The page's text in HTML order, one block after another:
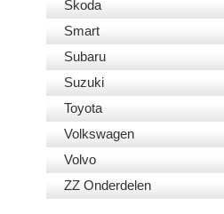
Skoda
Smart
Subaru
Suzuki
Toyota
Volkswagen
Volvo
ZZ Onderdelen